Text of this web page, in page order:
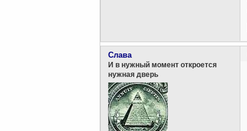
Слава
И в нужный момент откроется
нужная дверь